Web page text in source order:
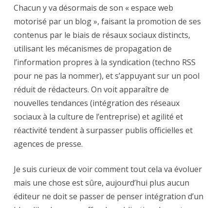
Chacun y va désormais de son « espace web
motorisé par un blog », faisant la promotion de ses
contenus par le biais de résaux sociaux distincts,
utilisant les mécanismes de propagation de
l’information propres à la syndication (techno RSS
pour ne pas la nommer), et s’appuyant sur un pool
réduit de rédacteurs. On voit apparaître de
nouvelles tendances (intégration des réseaux
sociaux à la culture de l’entreprise) et agilité et
réactivité tendent à surpasser publis officielles et
agences de presse.
Je suis curieux de voir comment tout cela va évoluer
mais une chose est sûre, aujourd’hui plus aucun
éditeur ne doit se passer de penser intégration d’un